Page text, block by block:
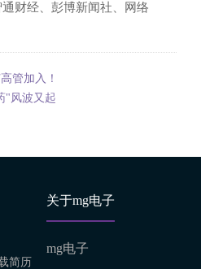
财经、彭博新闻社、网络
管加入！
"风波又起
简历
关于mg电子
mg电子